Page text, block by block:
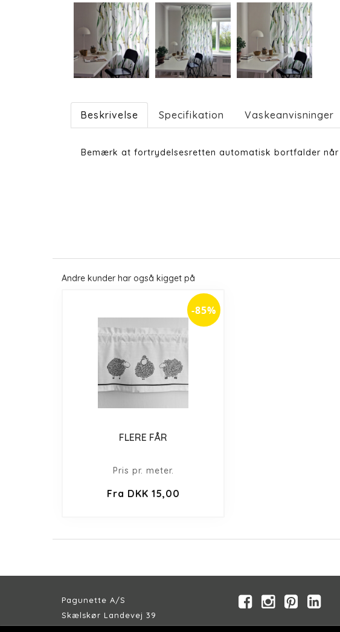
Beskrivelse Specifikation Vaskeanvisninger
Bemærk at fortrydelsesretten automatisk bortfalder
Andre kunder har også kigget på
-85%
FLERE FÅR
Pris pr. meter.
Fra DKK 15,00
Pagunette A/S
Skælskør Landevej 39